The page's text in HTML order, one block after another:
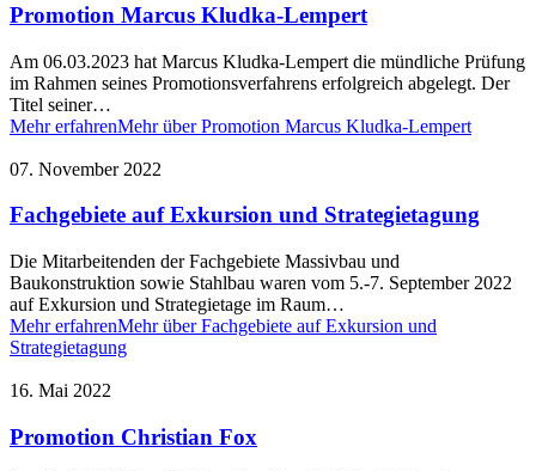
Promotion Marcus Kludka-Lempert
Am 06.03.2023 hat Marcus Kludka-Lempert die mündliche Prüfung
im Rahmen seines Promotionsverfahrens erfolgreich abgelegt. Der
Titel seiner…
Mehr erfahrenMehr über Promotion Marcus Kludka-Lempert
07. November 2022
Fachgebiete auf Exkursion und Strategietagung
Die Mitarbeitenden der Fachgebiete Massivbau und
Baukonstruktion sowie Stahlbau waren vom 5.-7. September 2022
auf Exkursion und Strategietage im Raum…
Mehr erfahrenMehr über Fachgebiete auf Exkursion und
Strategietagung
16. Mai 2022
Promotion Christian Fox